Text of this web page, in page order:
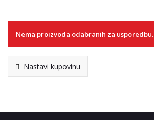
Nema proizvoda odabranih za usporedbu.
Nastavi kupovinu